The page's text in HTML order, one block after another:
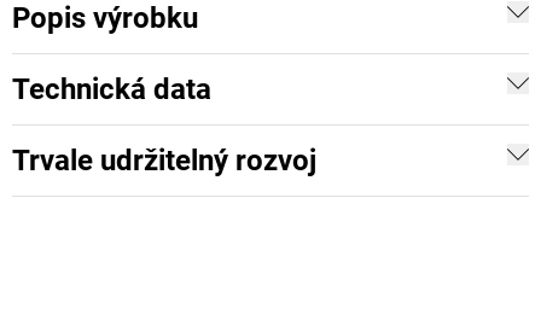
Popis výrobku
Technická data
Trvale udržitelný rozvoj